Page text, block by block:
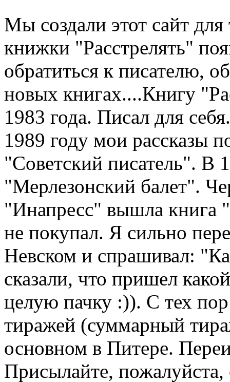
Мы создали этот сайт
книжки "Расстрелять"
обратиться к писателю,
новых книгах....Книгу
1983 года. Писал для
1989 году мои рассказы
"Советский писатель". В
"Мерлезонский балет".
"Инапресс" вышла книга
не покупал. Я сильно
Невском и спрашивал:
сказали, что пришел
целую пачку :)). С тех
тиражей (суммарный
основном в Питере.
Присылайте,